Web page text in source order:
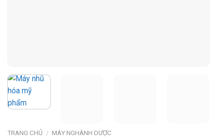
TRANG CHỦ / MÁY NGHÀNH DƯỢC